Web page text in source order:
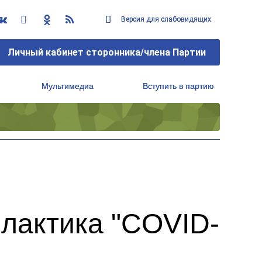
Версия для слабовидящих
Личный кабинет сторонника/члена Партии
Мультимедиа Вступить в партию
"COVID-
Версия для слабовидящих
Личный кабинет сторонника/члена Партии
Мультимедиа Вступить в партию